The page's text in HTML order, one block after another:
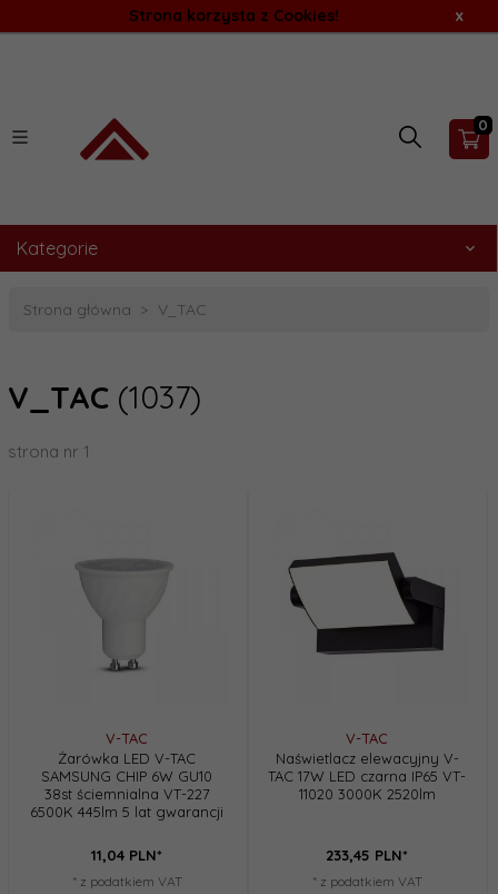
Strona korzysta z Cookies! x
0
Kategorie
Strona główna V_TAC
V_TAC (1037)
strona nr 1
V-TAC
Żarówka LED V-TAC
SAMSUNG CHIP 6W GU10
38st ściemnialna VT-227
6500K 445lm 5 lat gwarancji
11,04 PLN*
* z podatkiem VAT
V-TAC
Naświetlacz elewacyjny V-
TAC 17W LED czarna IP65 VT-
11020 3000K 2520lm
233,45 PLN*
* z podatkiem VAT